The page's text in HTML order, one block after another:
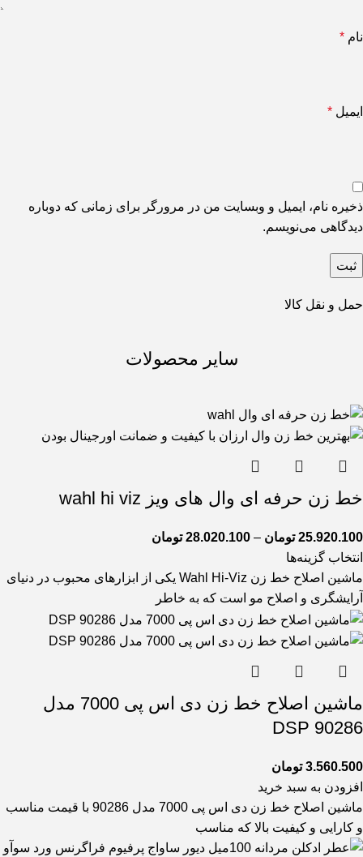
نام *
ایمیل *
ذخیره نام، ایمیل و وبسایت من در مرورگر برای زمانی که دوباره
دیدگاهی می‌نویسم.
حمل و نقل کالا
سایر محصولات
خط زن حرفه ای وال های ویز wahl hi viz
25.920.100 تومان –
28.020.100 تومان
انتخاب گزینه‌ها
ماشین اصلاح خط زن Wahl Hi-Viz یکی از ابزارهای محبوب در دنیای
آرایشگری و اصلاح مو است که به خاطر
ماشین اصلاح خط زن دی اس پی 7000 مدل
90286 DSP
3.560.500 تومان
افزودن به سبد خرید
ماشین اصلاح خط زن دی اس پی 7000 مدل 90286 با قیمت مناسب
و کارایی و کیفیت بالا که مناسب